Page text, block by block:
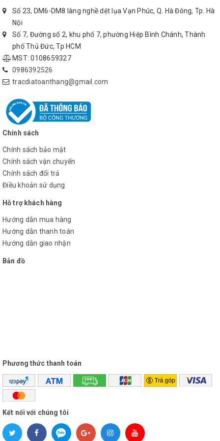
Hãy liên hệ với chúng tôi để được tư vấn những sản
phẩm tốt nhất, giá thành phù hợp nhất với nhu cầu
công việc của quý khách hàng.
Hotline:0385.010.889
Quý khách có thể tham khảo thêm các dòng máy
cân bằng laser tại đây >>>
Máy Cân Bằng Laser Laisai
Máy Cân Bằng Laser Fukuda
Máy Cân Bằng Laser Sincon
Cảm Ơn Quý Khách Đã Ghé Thăm Trang Web
Của Công Ty Đại việt !
Trắc Địa Đại Việt Rất Hân Hạnh Được Phục Vụ
Số 23, DM6-DM8 làng nghề dệt lụa Vạn Phúc, Q. Hà Đông, Tp. Hà
Nội
Số 7, Đường số 2, khu phố 7, phường Hiệp Bình Chánh, Thành
phố Thủ Đức, Tp HCM
MST: 0108659327
0986392526
tracdiatoanthang@gmail.com
Chính sách
Chính sách bảo mật
Chính sách vận chuyển
Chính sách đổi trả
Điều khoản sử dụng
Hỗ trợ khách hàng
Hướng dẫn mua hàng
Hướng dẫn thanh toán
Hướng dẫn giao nhận
Bản đồ
Phương thức thanh toán
Kết nối với chúng tôi